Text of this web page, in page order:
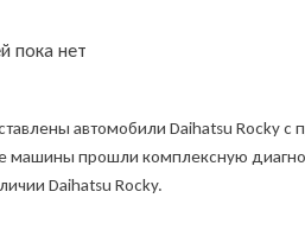
пока нет
автомобили Daihatsu Rocky с
машины прошли комплексную
Daihatsu Rocky.